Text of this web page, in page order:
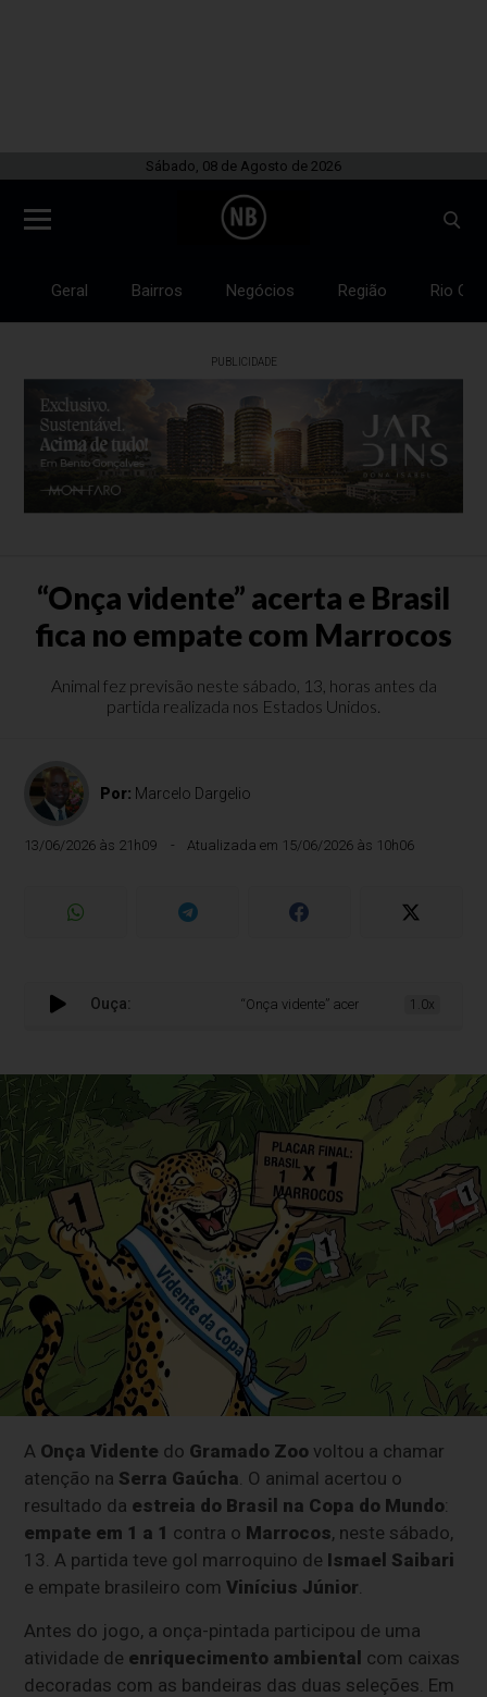
Sábado, 08 de Agosto de 2026
Geral Bairros Negócios Região Rio
PUBLICIDADE
“Onça vidente” acerta e Brasil
fica no empate com Marrocos
Animal fez previsão neste sábado, 13, horas antes da
partida realizada nos Estados Unidos.
Por: Marcelo Dargelio
13/06/2026 às 21h09 Atualizada em 15/06/2026 às 10h06
Ouça: “Onça vidente” acerta e Brasil fica no
1.0x
A Onça Vidente do Gramado Zoo voltou a chamar
atenção na Serra Gaúcha . O animal acertou o
resultado da estreia do Brasil na Copa do Mundo:
empate em 1 a 1 contra o Marrocos, neste sábado,
13. A partida teve gol marroquino de Ismael Saibari
e empate brasileiro comVinícius Júnior
Antes do jogo, a onça-pintada participou de uma
atividade de enriquecimento ambiental com caixas
decoradas com as bandeiras das duas seleções. Em